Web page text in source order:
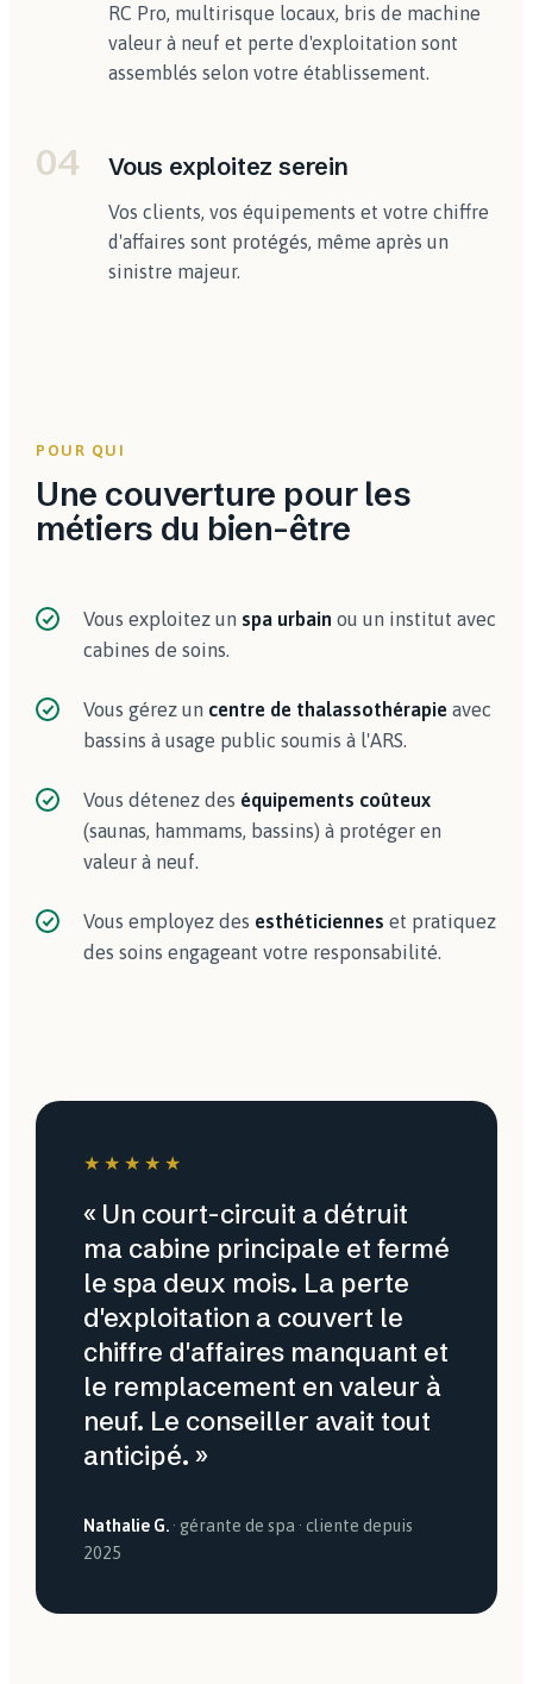
RC Pro, multirisque locaux, bris de machine
valeur à neuf et perte d'exploitation sont
assemblés selon votre établissement.
04 Vous exploitez serein
Vos clients, vos équipements et votre chiffre
d'affaires sont protégés, même après un
sinistre majeur.
POUR QUI
Une couverture pour les
métiers du bien-être
Vous exploitez un spa urbain ou un institut avec
cabines de soins.
Vous gérez un centre de thalassothérapie avec
bassins à usage public soumis à l'ARS.
Vous détenez des équipements coûteux
(saunas, hammams, bassins) à protéger en
valeur à neuf.
Vous employez des esthéticiennes et pratiquez
des soins engageant votre responsabilité.
★★★★★
« Un court-circuit a détruit
ma cabine principale et fermé
le spa deux mois. La perte
d'exploitation a couvert le
chiffre d'affaires manquant et
le remplacement en valeur à
neuf. Le conseiller avait tout
anticipé. »
Nathalie G. · gérante de spa · cliente depuis
2025